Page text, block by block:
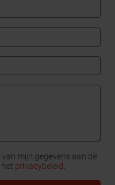
mijn gegevens aan de
privacybeleid.